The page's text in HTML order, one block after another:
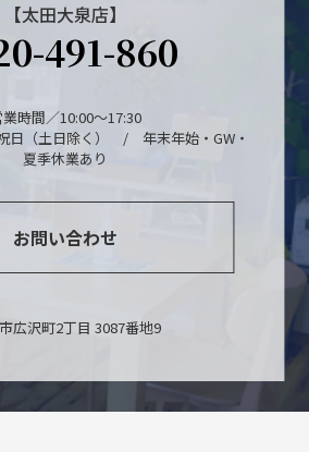
【太田大泉店】
491-860
業時間／10:00～17:30
日（土日除く） / 年末年始・GW・
夏季休業あり
お問い合わせ
広沢町2丁目 3087番地9